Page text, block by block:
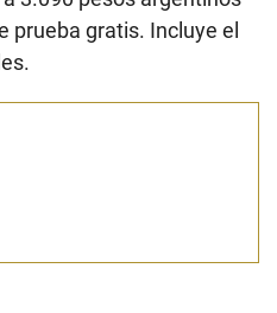
prueba gratis. Incluye el